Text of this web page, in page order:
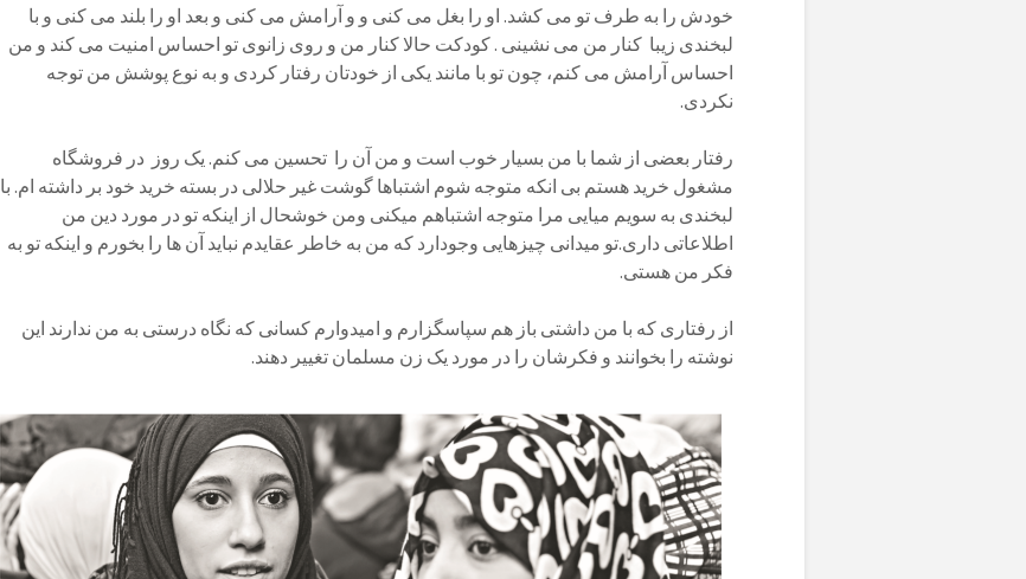
خودش را به طرف تو می کشد. او را بغل می کنی و و آرامش می کنی و بعد او را بلند می کنی و با
لبخندی زیبا کنار من می نشینی . کودکت حالا کنار من و روی زانوی تو احساس امنیت می کند و من
احساس آرامش می کنم، چون تو با مانند یکی از خودتان رفتار کردی و به نوع پوشش من توجه
نکردی.
رفتار بعضی از شما با من بسیار خوب است و من آن را تحسین می کنم. یک روز در فروشگاه
مشغول خرید هستم بی انکه متوجه شوم اشتباها گوشت غیر حلالی در بسته خرید خود بر داشته ام. با
لبخندی به سویم میایی مرا متوجه اشتباهم میکنی ومن خوشحال از اینکه تو در مورد دین من
اطلاعاتی داری.تو میدانی چیزهایی وجودارد که من به خاطر عقایدم نباید آن ها را بخورم و اینکه تو به
فکر من هستی.
از رفتاری که با من داشتی باز هم سپاسگزارم و امیدوارم کسانی که نگاه درستی به من ندارند این
نوشته را بخوانند و فکرشان را در مورد یک زن مسلمان تغییر دهند.